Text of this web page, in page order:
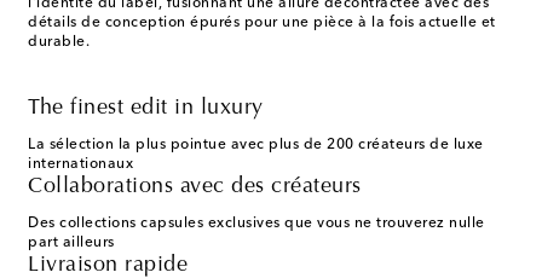
l'identité du label, fusionnant une allure décontractée avec des
détails de conception épurés pour une pièce à la fois actuelle et
durable.
The finest edit in luxury
La sélection la plus pointue avec plus de 200 créateurs de luxe
internationaux
Collaborations avec des créateurs
Des collections capsules exclusives que vous ne trouverez nulle
part ailleurs
Livraison rapide